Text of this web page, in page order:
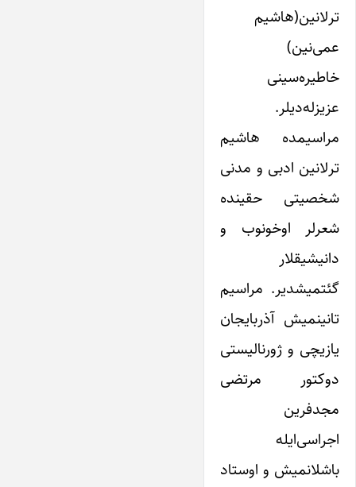
ترلانین(هاشیم
عمی‌نین)
خاطیره‌سینی
عزیزله‌دیلر.
مراسیمده هاشیم
ترلانین ادبی و مدنی
شخصیتی حقینده
شعرلر اوخونوب و
دانیشیقلار
گئتمیشدیر. مراسیم
تانینمیش آذربایجان
یازیچی و ژورنالیستی
دوکتور مرتضی
مجدفرین
اجراسی‌ایله
باشلانمیش و اوستاد